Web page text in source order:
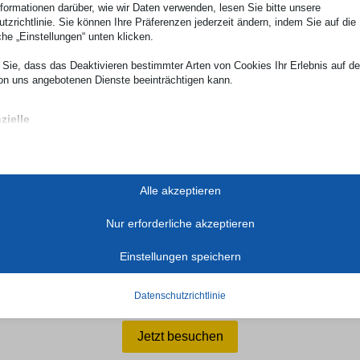
das Programm Inklusionscheck
Jetzt besuchen
darüber, wie wir Daten verwenden, lesen Sie bitte unsere
Sie können Ihre Präferenzen jederzeit ändern, indem Sie auf die
„Einstellungen“ unten klicken.
Sie, dass das Deaktivieren bestimmter Arten von Cookies Ihr Erlebnis auf
uns angebotenen Dienste beeinträchtigen kann.
Cookies sammeln Nutzungsinformationen, die uns Einblicke geben, wie
Details anzeigen
Dienste
Kategorien fallen oder nicht eindeutig kategorisiert wurden.
Details anzeigen
Alle akzeptieren
Nur erforderliche akzeptieren
Einstellungen speichern
Datenschutzrichtlinie